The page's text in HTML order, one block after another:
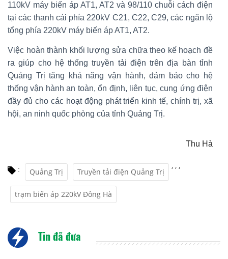
110kV máy biến áp AT1, AT2 và 98/110 chuỗi cách điện
tại các thanh cái phía 220kV C21, C22, C29, các ngăn lộ
tổng phía 220kV máy biến áp AT1, AT2.
Việc hoàn thành khối lượng sửa chữa theo kế hoạch đề
ra giúp cho hệ thống truyền tải điện trên địa bàn tỉnh
Quảng Trị tăng khả năng vận hành, đảm bảo cho hệ
thống vận hành an toàn, ổn định, liên tục, cung ứng điện
đầy đủ cho các hoạt động phát triển kinh tế, chính trị, xã
hội, an ninh quốc phòng của tỉnh Quảng Trị.
Thu Hà
: Quảng Trị
,
Truyền tải điện Quảng Trị
,
trạm biến áp 220kV Đông Hà
,
Tin đã đưa